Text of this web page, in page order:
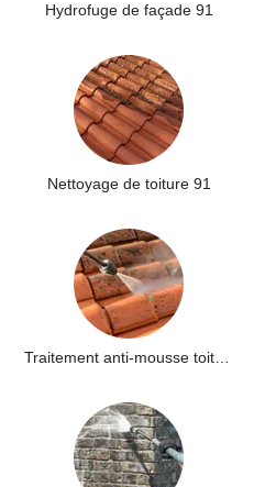
Hydrofuge de façade 91
Nettoyage de toiture 91